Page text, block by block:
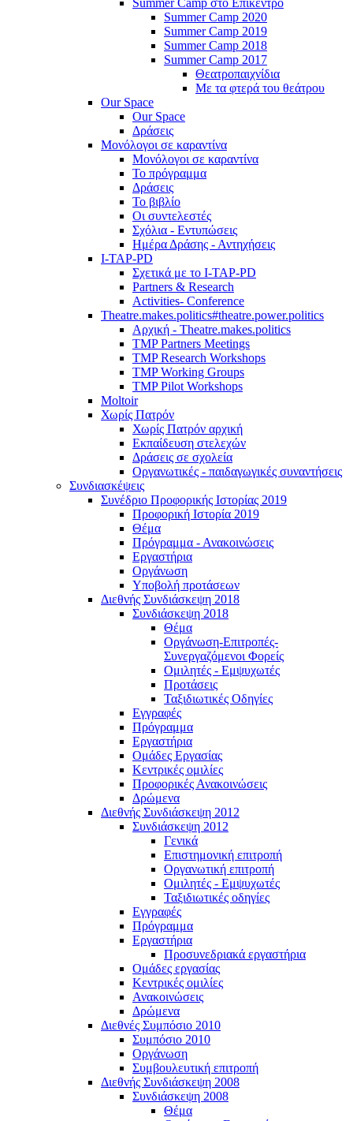
Summer Camp στο Επίκεντρο
Summer Camp 2020
Summer Camp 2019
Summer Camp 2018
Summer Camp 2017
Θεατροπαιχνίδια
Με τα φτερά του θεάτρου
Our Space
Our Space
Δράσεις
Μονόλογοι σε καραντίνα
Μονόλογοι σε καραντίνα
Το πρόγραμμα
Δράσεις
Το βιβλίο
Οι συντελεστές
Σχόλια - Εντυπώσεις
Ημέρα Δράσης - Αντηχήσεις
I-TAP-PD
Σχετικά με το I-TAP-PD
Partners & Research
Activities- Conference
Theatre.makes.politics#theatre.power.politics
Αρχική - Theatre.makes.politics
TMP Partners Meetings
TMP Research Workshops
TMP Working Groups
TMP Pilot Workshops
Moltoir
Χωρίς Πατρόν
Χωρίς Πατρόν αρχική
Εκπαίδευση στελεχών
Δράσεις σε σχολεία
Οργανωτικές - παιδαγωγικές συναντήσεις
Συνδιασκέψεις
Συνέδριο Προφορικής Ιστορίας 2019
Προφορική Ιστορία 2019
Θέμα
Πρόγραμμα - Ανακοινώσεις
Εργαστήρια
Οργάνωση
Υποβολή προτάσεων
Διεθνής Συνδιάσκεψη 2018
Συνδιάσκεψη 2018
Θέμα
Οργάνωση-Επιτροπές-
Συνεργαζόμενοι Φορείς
Ομιλητές - Εμψυχωτές
Προτάσεις
Ταξιδιωτικές Οδηγίες
Εγγραφές
Πρόγραμμα
Εργαστήρια
Ομάδες Εργασίας
Κεντρικές ομιλίες
Προφορικές Ανακοινώσεις
Δρώμενα
Διεθνής Συνδιάσκεψη 2012
Συνδιάσκεψη 2012
Γενικά
Επιστημονική επιτροπή
Οργανωτική επιτροπή
Ομιλητές - Εμψυχωτές
Ταξιδιωτικές οδηγίες
Εγγραφές
Πρόγραμμα
Εργαστήρια
Προσυνεδριακά εργαστήρια
Ομάδες εργασίας
Κεντρικές ομιλίες
Ανακοινώσεις
Δρώμενα
Διεθνές Συμπόσιο 2010
Συμπόσιο 2010
Οργάνωση
Συμβουλευτική επιτροπή
Διεθνής Συνδιάσκεψη 2008
Συνδιάσκεψη 2008
Θέμα